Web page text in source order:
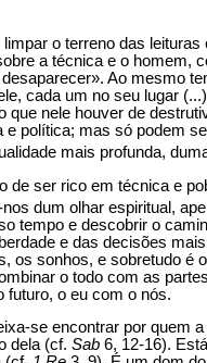
o terreno das
a técnica e o homem,
Ao mesmo
cada um no seu lugar
que nele houver de
e política; mas só podem
mais profunda,
de ser rico em técnica e
dum olhar espiritual,
tempo e descobrir o
e das decisões
os sonhos, e sobretudo é
o todo com as
futuro, o eu com o nós.
se encontrar por quem
dela (cf. Sab 6, 12-16).